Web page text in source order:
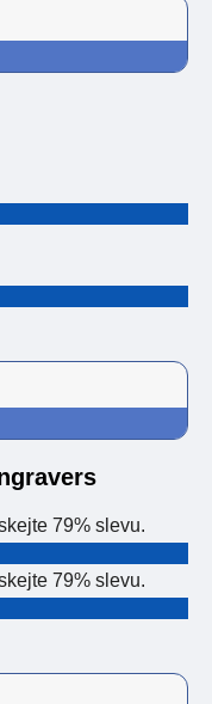
79% slevu.
79% slevu.